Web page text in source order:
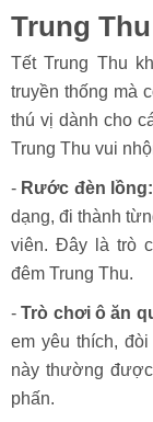
Trung
Tết Trung Thu
truyền thống mà
thú vị dành cho
Trung Thu vui
- Rước đèn
dạng, đi thành
viên. Đây là trò
đêm Trung Thu.
-Trò chơi ô ăn
em yêu thích,
này thường
phấn.